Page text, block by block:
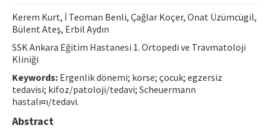
Aims and Scope
Contact Us
E-ISSN: 2687-4792
Kerem Kurt, İ Teoman Benli, Çağlar Koçer, Onat Üzümcügil,
Bülent Ateş, Erbil Aydın
SSK Ankara Eğitim Hastanesi 1. Ortopedi ve Travmatoloji
Kliniği
Keywords: Ergenlik dönemi; korse; çocuk; egzersiz
tedavisi; kifoz/patoloji/tedavi; Scheuermann
hastalı¤ı/tedavi.
Abstract